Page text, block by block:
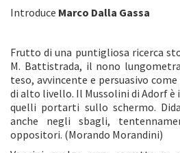
Introduce Marco Dalla Gassa
Frutto di una puntigliosa ricerca
M. Battistrada, il nono
teso, avvincente e persuasivo
di alto livello. Il Mussolini di Adorf
quelli portarti sullo schermo.
anche negli sbagli,
oppositori. (Morando Morandini)